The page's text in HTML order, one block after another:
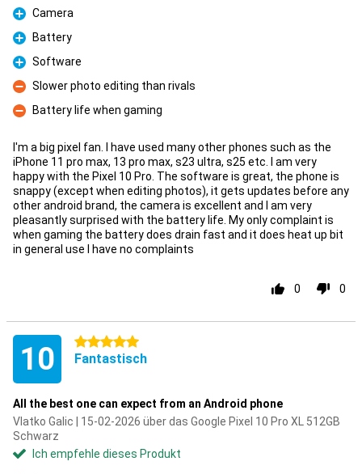
Pro
Camera
Pro
Battery
Pro
Software
Kontra
Slower photo editing than rivals
Kontra
Battery life when gaming
I'm a big pixel fan. I have used many other phones such as the
iPhone 11 pro max, 13 pro max, s23 ultra, s25 etc. I am very
happy with the Pixel 10 Pro. The software is great, the phone is
snappy (except when editing photos), it gets updates before any
other android brand, the camera is excellent and I am very
pleasantly surprised with the battery life. My only complaint is
when gaming the battery does drain fast and it does heat up bit
in general use I have no complaints
0 0
10 5 Sterne
Fantastisch
All the best one can expect from an Android phone
Vlatko Galic | 15-02-2026 über das Google Pixel 10 Pro XL 512GB
Schwarz
Ich empfehle dieses Produkt